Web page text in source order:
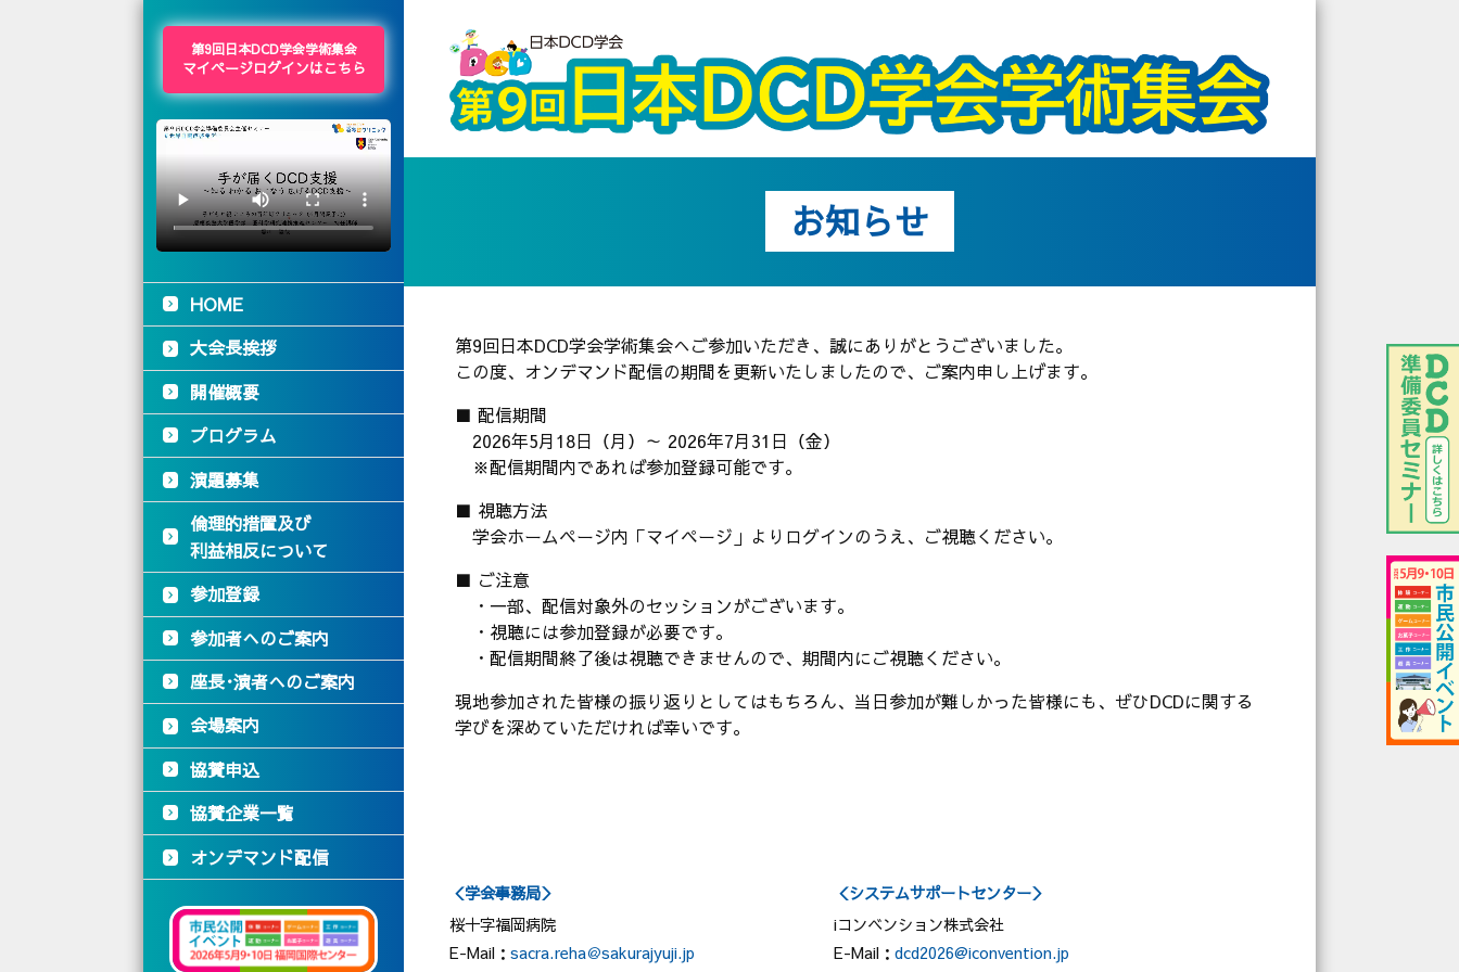
第9回日本DCD学会学術集会
マイページログインはこちら
HOME
大会長挨拶
開催概要
プログラム
演題募集
倫理的措置及び
利益相反について
参加登録
参加者へのご案内
座長･演者へのご案内
会場案内
協賛申込
協賛企業一覧
オンデマンド配信
お知らせ
第9回日本DCD学会学術集会へご参加いただき、誠にありがとうございました。
この度、オンデマンド配信の期間を更新いたしましたので、ご案内申し上げます。
■ 配信期間
2026年5月18日（月）～ 2026年7月31日（金）
※配信期間内であれば参加登録可能です。
■ 視聴方法
学会ホームページ内「マイページ」よりログインのうえ、ご視聴ください。
■ ご注意
・一部、配信対象外のセッションがございます。
・視聴には参加登録が必要です。
・配信期間終了後は視聴できませんので、期間内にご視聴ください。
現地参加された皆様の振り返りとしてはもちろん、当日参加が難しかった皆様にも、ぜひDCDに関する
学びを深めていただければ幸いです。
＜学会事務局＞
桜十字福岡病院
E-Mail： sacra.reha＠sakurajyuji.jp
＜システムサポートセンター＞
iコンベンション株式会社
E-Mail： dcd2026@iconvention.jp